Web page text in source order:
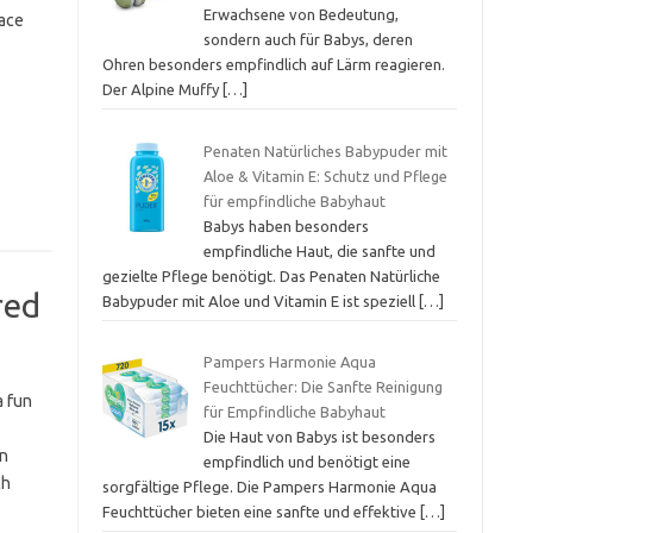
fun
Erwachsene von Bedeutung,
sondern auch für Babys, deren
Ohren besonders empfindlich auf Lärm reagieren.
Der Alpine Muffy […]
Penaten Natürliches Babypuder mit
Aloe & Vitamin E: Schutz und Pflege
für empfindliche Babyhaut
Babys haben besonders
empfindliche Haut, die sanfte und
gezielte Pflege benötigt. Das Penaten Natürliche
Babypuder mit Aloe und Vitamin E ist speziell […]
Pampers Harmonie Aqua
Feuchttücher: Die Sanfte Reinigung
für Empfindliche Babyhaut
Die Haut von Babys ist besonders
empfindlich und benötigt eine
sorgfältige Pflege. Die Pampers Harmonie Aqua
Feuchttücher bieten eine sanfte und effektive
[…]